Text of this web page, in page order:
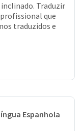
Traduzir
que
traduzidos e
Espanhola